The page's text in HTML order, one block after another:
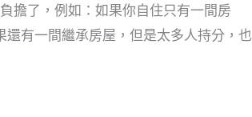
擔了，例如：如果你自住只有一間房
有一間繼承房屋，但是太多人持分，也